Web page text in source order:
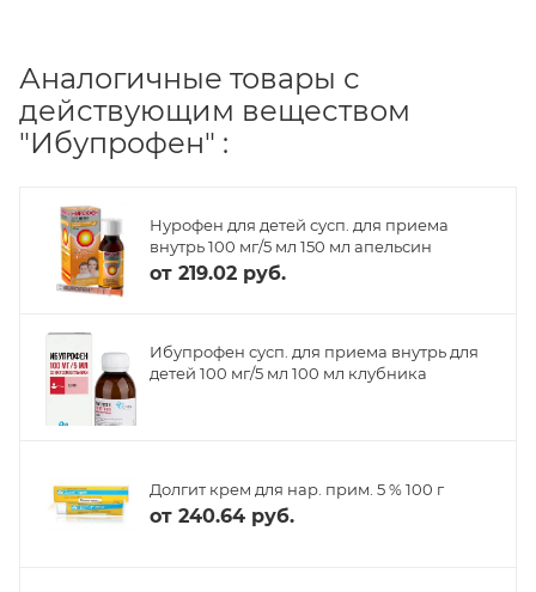
Аналогичные товары с
действующим веществом
"Ибупрофен" :
Нурофен для детей сусп. для приема
внутрь 100 мг/5 мл 150 мл апельсин
от 219.02 руб.
Ибупрофен сусп. для приема внутрь для
детей 100 мг/5 мл 100 мл клубника
Долгит крем для нар. прим. 5 % 100 г
от 240.64 руб.